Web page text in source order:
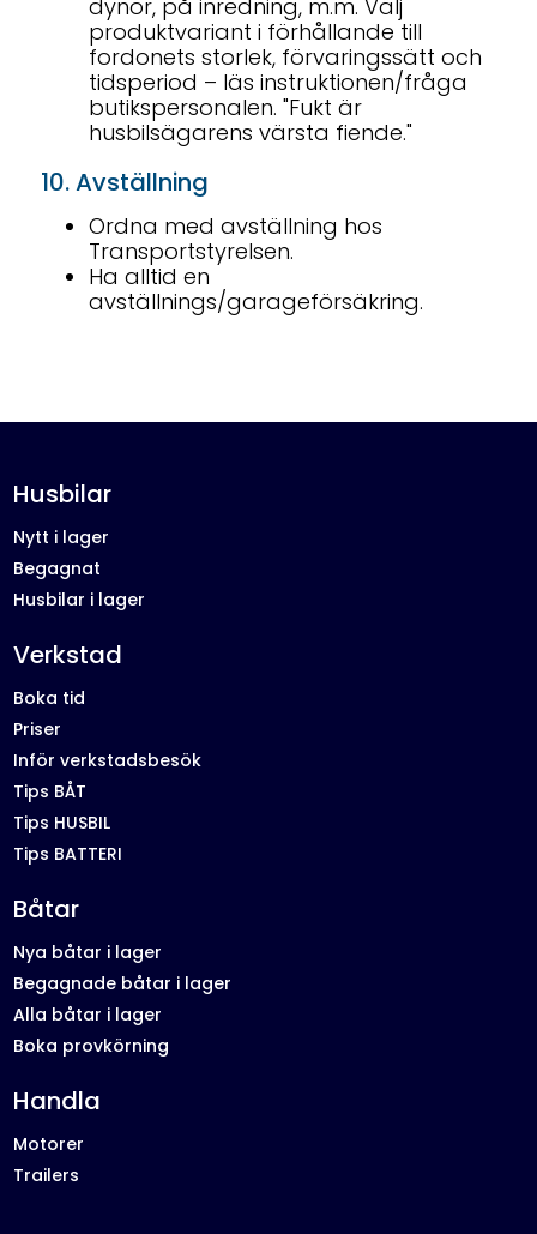
dynor, på inredning, m.m. Välj
produktvariant i förhållande till
fordonets storlek, förvaringssätt och
tidsperiod – läs instruktionen/fråga
butikspersonalen. "Fukt är
husbilsägarens värsta fiende."
10. Avställning
Ordna med avställning hos
Transportstyrelsen.
Ha alltid en
avställnings/garageförsäkring.
Husbilar
Nytt i lager
Begagnat
Husbilar i lager
Verkstad
Boka tid
Priser
Inför verkstadsbesök
Tips BÅT
Tips HUSBIL
Tips BATTERI
Båtar
Nya båtar i lager
Begagnade båtar i lager
Alla båtar i lager
Boka provkörning
Handla
Motorer
Trailers